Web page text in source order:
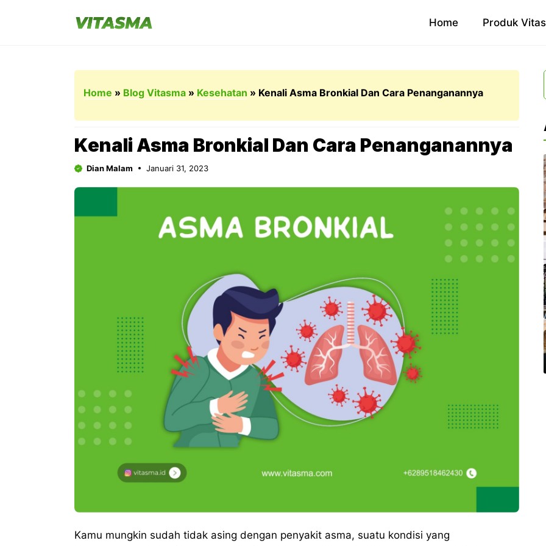
Home Produk
Home » Blog Vitasma » Kesehatan » Kenali Asma Bronkial Dan Cara Penanganannya
Kenali Asma Bronkial Dan Cara Penanganannya
Dian Malam Januari 31, 2023
Kamu mungkin sudah tidak asing dengan penyakit asma, suatu kondisi yang